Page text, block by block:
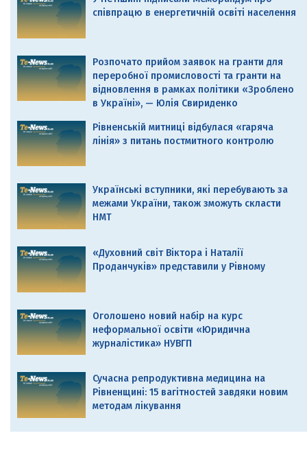
співпрацю в енергетичній освіті населення
Розпочато прийом заявок на гранти для
переробної промисловості та гранти на
відновлення в рамках політики «Зроблено
в Україні», — Юлія Свириденко
Рівненській митниці відбулася «гаряча
лінія» з питань постмитного контролю
Українські вступники, які перебувають за
межами України, також зможуть скласти
НМТ
«Духовний світ Віктора і Наталії
Проданчуків» представили у Рівному
Оголошено новий набір на курс
неформальної освіти «Юридична
журналістика» НУВГП
Сучасна репродуктивна медицина на
Рівненщині: 15 вагітностей завдяки новим
методам лікування